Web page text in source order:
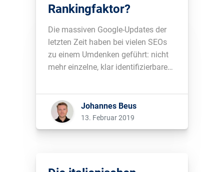
Rankingfaktor?
Die massiven Google-Updates der
letzten Zeit haben bei vielen SEOs
zu einem Umdenken geführt: nicht
mehr einzelne, klar identifizierbare
Nutzerverhalten als Reaktion auf die
User Experience bestimmt
zunehmend den Erfolg bei Google.
Um was es dabei geht, ob User
Johannes Beus
13. Februar 2019